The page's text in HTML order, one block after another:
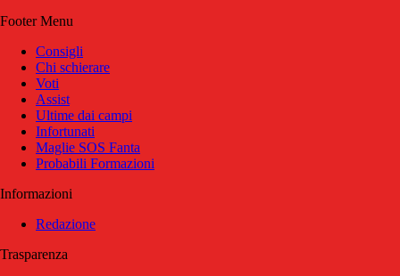
Footer Menu
Consigli
Chi schierare
Voti
Assist
Ultime dai campi
Infortunati
Maglie SOS Fanta
Probabili Formazioni
Informazioni
Redazione
Trasparenza